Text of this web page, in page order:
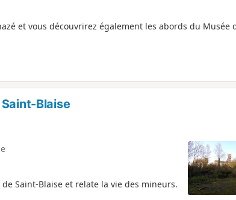
et vous découvrirez également les abords du Musée
Blaise
Saint-Blaise et relate la vie des mineurs.